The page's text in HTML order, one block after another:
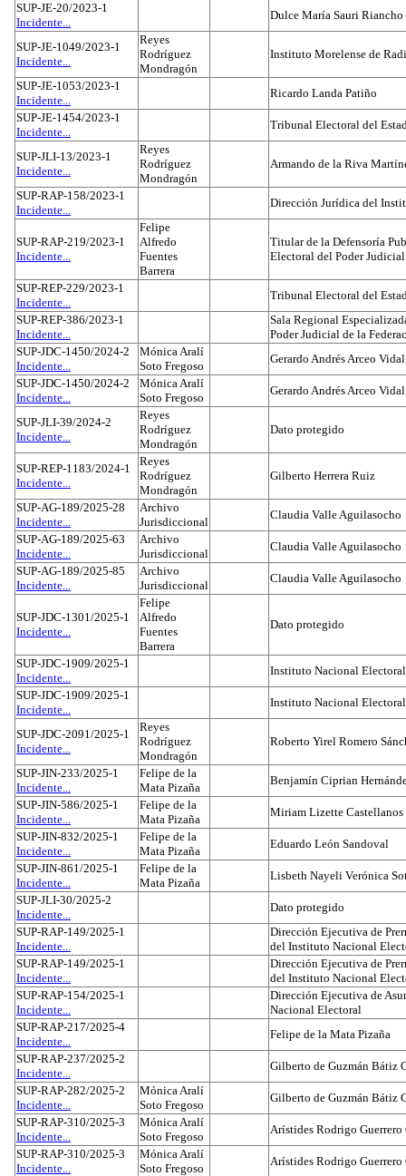
SUP-JE-20/2023-1
Incidente...
Dulce María Sauri
SUP-JE-1049/2023-1
Incidente...
Reyes
Rodríguez
Mondragón
Instituto Morelense de
SUP-JE-1053/2023-1
Incidente...
Ricardo Landa Patiño
SUP-JE-1454/2023-1
Incidente...
Tribunal Electoral del
SUP-JLI-13/2023-1
Incidente...
Reyes
Rodríguez
Mondragón
Armando de la Riva
SUP-RAP-158/2023-1
Incidente...
Dirección Jurídica del
SUP-RAP-219/2023-1
Incidente...
Felipe
Alfredo
Fuentes
Barrera
Titular de la Defensoría
Electoral del Poder
SUP-REP-229/2023-1
Incidente...
Tribunal Electoral del
SUP-REP-386/2023-1
Incidente...
Sala Regional
Poder Judicial de la
SUP-JDC-1450/2024-2
Incidente...
Mónica Aralí
Soto Fregoso
Gerardo Andrés Arceo Vidal
SUP-JDC-1450/2024-2
Incidente...
Mónica Aralí
Soto Fregoso
Gerardo Andrés Arceo Vidal
SUP-JLI-39/2024-2
Incidente...
Reyes
Rodríguez
Mondragón
Dato protegido
SUP-REP-1183/2024-1
Incidente...
Reyes
Rodríguez
Mondragón
Gilberto Herrera Ruiz
SUP-AG-189/2025-28
Incidente...
Archivo
Jurisdiccional
Claudia Valle Aguilasocho
SUP-AG-189/2025-63
Incidente...
Archivo
Jurisdiccional
Claudia Valle Aguilasocho
SUP-AG-189/2025-85
Incidente...
Archivo
Jurisdiccional
Claudia Valle Aguilasocho
SUP-JDC-1301/2025-1
Incidente...
Felipe
Alfredo
Fuentes
Barrera
Dato protegido
SUP-JDC-1909/2025-1
Incidente...
Instituto Nacional Electoral
SUP-JDC-1909/2025-1
Incidente...
Instituto Nacional Electoral
SUP-JDC-2091/2025-1
Incidente...
Reyes
Rodríguez
Mondragón
Roberto Yirel Romero
SUP-JIN-233/2025-1
Incidente...
Felipe de la
Mata Pizaña
Benjamín Ciprian
SUP-JIN-586/2025-1
Incidente...
Felipe de la
Mata Pizaña
Miriam Lizette Castellanos
SUP-JIN-832/2025-1
Incidente...
Felipe de la
Mata Pizaña
Eduardo León Sandoval
SUP-JIN-861/2025-1
Incidente...
Felipe de la
Mata Pizaña
Lisbeth Nayeli Verónica
SUP-JLI-30/2025-2
Incidente...
Dato protegido
SUP-RAP-149/2025-1
Incidente...
Dirección Ejecutiva de
del Instituto Nacional
SUP-RAP-149/2025-1
Incidente...
Dirección Ejecutiva de
del Instituto Nacional
SUP-RAP-154/2025-1
Incidente...
Dirección Ejecutiva de
Nacional Electoral
SUP-RAP-217/2025-4
Incidente...
Felipe de la Mata Pizaña
SUP-RAP-237/2025-2
Incidente...
Gilberto de Guzmán Bátiz
SUP-RAP-282/2025-2
Incidente...
Mónica Aralí
Soto Fregoso
Gilberto de Guzmán Bátiz
SUP-RAP-310/2025-3
Incidente...
Mónica Aralí
Soto Fregoso
Arístides Rodrigo Guerrero
SUP-RAP-310/2025-3
Incidente...
Mónica Aralí
Soto Fregoso
Arístides Rodrigo Guerrero